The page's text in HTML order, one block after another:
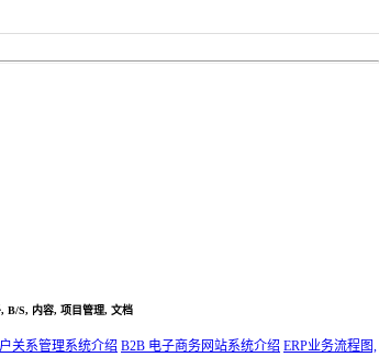
B/S, 内容, 项目管理, 文档
关系管理系统介绍 B2B 电子商务网站系统介绍 ERP业务流程图,